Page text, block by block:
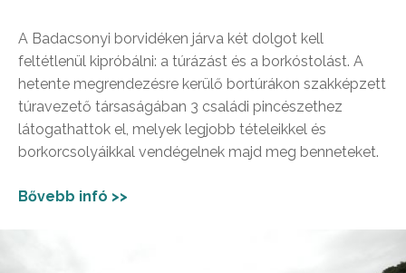
A Badacsonyi borvidéken járva két dolgot kell
feltétlenül kipróbálni: a túrázást és a borkóstolást. A
hetente megrendezésre kerülő bortúrákon szakképzett
túravezető társaságában 3 családi pincészethez
látogathattok el, melyek legjobb tételeikkel és
borkorcsolyáikkal vendégelnek majd meg benneteket.
Bővebb infó >>